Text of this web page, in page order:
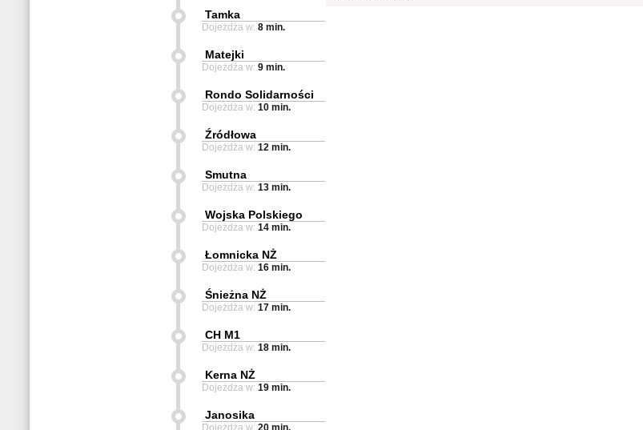
Tamka
Dojeżdża w: 8 min.
Matejki
Dojeżdża w: 9 min.
Rondo Solidarności
Dojeżdża w: 10 min.
Źródłowa
Dojeżdża w: 12 min.
Smutna
Dojeżdża w: 13 min.
Wojska Polskiego
Dojeżdża w: 14 min.
Łomnicka NŻ
Dojeżdża w: 16 min.
Śnieżna NŻ
Dojeżdża w: 17 min.
CH M1
Dojeżdża w: 18 min.
Kerna NŻ
Dojeżdża w: 19 min.
Janosika
Dojeżdża w: 20 min.